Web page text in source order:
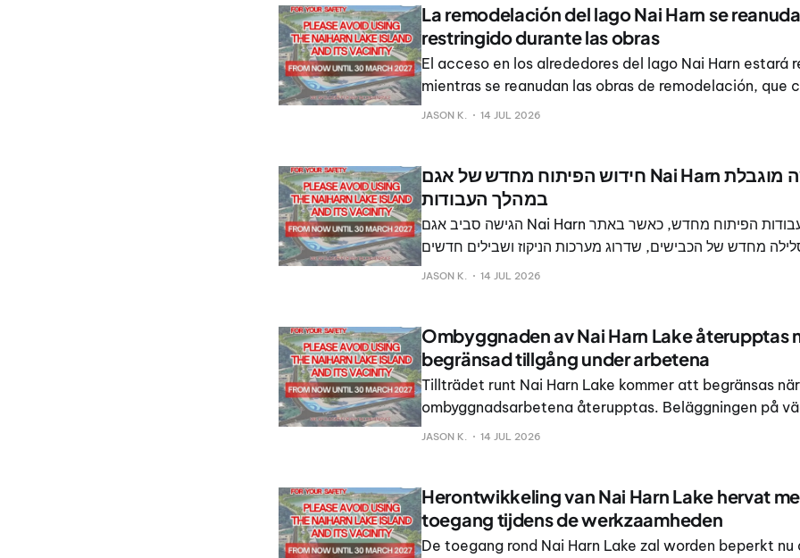
La remodelación del lago Nai Harn se
restringido durante las obras
El acceso en los alrededores del lago Nai Harn estará
mientras se reanudan las obras de remodelación, que
repavimentación de carreteras, mejoras en el drenaje y
JASON K. 14 JUL 2026
חידוש הפיתוח מחדש של אגם Nai Harn יתחדש עם גישה מוגבלת
במהלך העבודות
הגישה סביב אגם Nai Harn תוגבל עם חידוש עבודות הפיתוח מחדש, כאשר באתר
מחדש של הכבישים, שדרוג מערכות הניקוז ושבילים חדשים
להולכי רגל.
JASON K. 14 JUL 2026
Ombyggnaden av Nai Harn Lake återupptas
begränsad tillgång under arbetena
Tillträdet runt Nai Harn Lake kommer att begränsas när
ombyggnadsarbetena återupptas. Beläggningen på
förnyas, dräneringen uppgraderas och nya gångbanor
JASON K. 14 JUL 2026
Herontwikkeling van Nai Harn Lake hervat
toegang tijdens de werkzaamheden
De toegang rond Nai Harn Lake zal worden beperkt nu